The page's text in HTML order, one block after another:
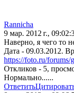
Rannicha
9 мар. 2012 г.,
Наверно, я чего то
Дата - 09.03.2012.
https://foto.ru/forums/
Откликов - 5,
Нормально......
Ответить